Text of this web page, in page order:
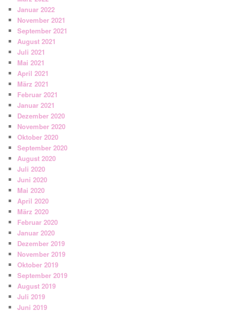
Januar 2022
November 2021
September 2021
August 2021
Juli 2021
Mai 2021
April 2021
März 2021
Februar 2021
Januar 2021
Dezember 2020
November 2020
Oktober 2020
September 2020
August 2020
Juli 2020
Juni 2020
Mai 2020
April 2020
März 2020
Februar 2020
Januar 2020
Dezember 2019
November 2019
Oktober 2019
September 2019
August 2019
Juli 2019
Juni 2019